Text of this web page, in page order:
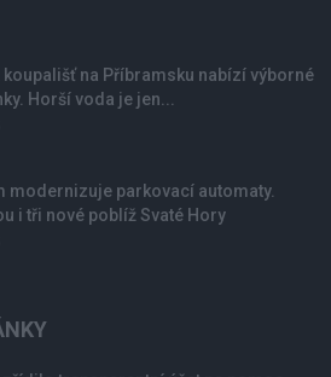
koupališť na Příbramsku nabízí výborné
Horší voda je jen...
modernizuje parkovací automaty.
i tři nové poblíž Svaté Hory